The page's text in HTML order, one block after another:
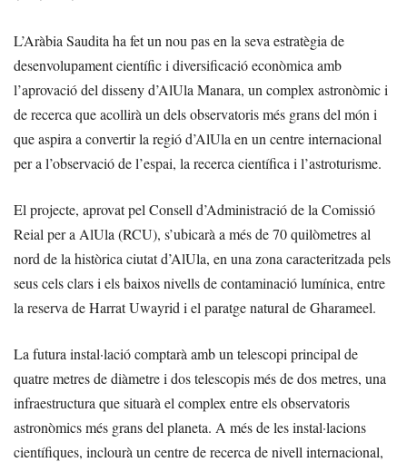
L’Aràbia Saudita ha fet un nou pas en la seva estratègia de
desenvolupament científic i diversificació econòmica amb
l’aprovació del disseny d’AlUla Manara, un complex astronòmic i
de recerca que acollirà un dels observatoris més grans del món i
que aspira a convertir la regió d’AlUla en un centre internacional
per a l’observació de l’espai, la recerca científica i l’astroturisme.
El projecte, aprovat pel Consell d’Administració de la Comissió
Reial per a AlUla (RCU), s’ubicarà a més de 70 quilòmetres al
nord de la històrica ciutat d’AlUla, en una zona caracteritzada pels
seus cels clars i els baixos nivells de contaminació lumínica, entre
la reserva de Harrat Uwayrid i el paratge natural de Gharameel.
La futura instal·lació comptarà amb un telescopi principal de
quatre metres de diàmetre i dos telescopis més de dos metres, una
infraestructura que situarà el complex entre els observatoris
astronòmics més grans del planeta. A més de les instal·lacions
científiques, inclourà un centre de recerca de nivell internacional,